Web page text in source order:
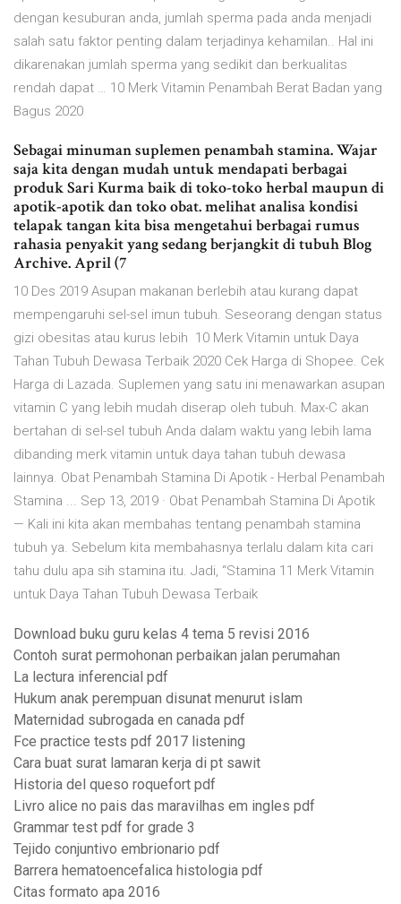
dengan kesuburan anda, jumlah sperma pada anda menjadi
salah satu faktor penting dalam terjadinya kehamilan.. Hal ini
dikarenakan jumlah sperma yang sedikit dan berkualitas
rendah dapat … 10 Merk Vitamin Penambah Berat Badan yang
Bagus 2020
Sebagai minuman suplemen penambah stamina. Wajar
saja kita dengan mudah untuk mendapati berbagai
produk Sari Kurma baik di toko-toko herbal maupun di
apotik-apotik dan toko obat. melihat analisa kondisi
telapak tangan kita bisa mengetahui berbagai rumus
rahasia penyakit yang sedang berjangkit di tubuh Blog
Archive. April (7
10 Des 2019 Asupan makanan berlebih atau kurang dapat
mempengaruhi sel-sel imun tubuh. Seseorang dengan status
gizi obesitas atau kurus lebih 10 Merk Vitamin untuk Daya
Tahan Tubuh Dewasa Terbaik 2020 Cek Harga di Shopee. Cek
Harga di Lazada. Suplemen yang satu ini menawarkan asupan
vitamin C yang lebih mudah diserap oleh tubuh. Max-C akan
bertahan di sel-sel tubuh Anda dalam waktu yang lebih lama
dibanding merk vitamin untuk daya tahan tubuh dewasa
lainnya. Obat Penambah Stamina Di Apotik - Herbal Penambah
Stamina ... Sep 13, 2019 · Obat Penambah Stamina Di Apotik
— Kali ini kita akan membahas tentang penambah stamina
tubuh ya. Sebelum kita membahasnya terlalu dalam kita cari
tahu dulu apa sih stamina itu. Jadi, “Stamina 11 Merk Vitamin
untuk Daya Tahan Tubuh Dewasa Terbaik
Download buku guru kelas 4 tema 5 revisi 2016
Contoh surat permohonan perbaikan jalan perumahan
La lectura inferencial pdf
Hukum anak perempuan disunat menurut islam
Maternidad subrogada en canada pdf
Fce practice tests pdf 2017 listening
Cara buat surat lamaran kerja di pt sawit
Historia del queso roquefort pdf
Livro alice no pais das maravilhas em ingles pdf
Grammar test pdf for grade 3
Tejido conjuntivo embrionario pdf
Barrera hematoencefalica histologia pdf
Citas formato apa 2016